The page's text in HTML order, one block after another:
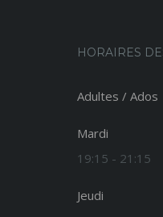
HORAIRES
Adultes / Ados
Mardi
19:15 - 21:15
Jeudi